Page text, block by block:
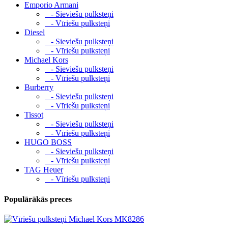
Emporio Armani
- Sieviešu pulksteņi
- Vīriešu pulksteņi
Diesel
- Sieviešu pulksteņi
- Vīriešu pulksteņi
Michael Kors
- Sieviešu pulksteņi
- Vīriešu pulksteņi
Burberry
- Sieviešu pulksteņi
- Vīriešu pulksteņi
Tissot
- Sieviešu pulksteņi
- Vīriešu pulksteņi
HUGO BOSS
- Sieviešu pulksteņi
- Vīriešu pulksteņi
TAG Heuer
- Vīriešu pulksteņi
Populārākās preces